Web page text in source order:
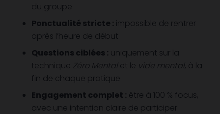
du groupe
Ponctualité stricte : impossible de rentrer
après l’heure de début
Questions ciblées : uniquement sur la
technique Zéro Mental et le vide mental, à la
fin de chaque pratique
Engagement complet : être à 100 % focus,
avec une intention claire de participer